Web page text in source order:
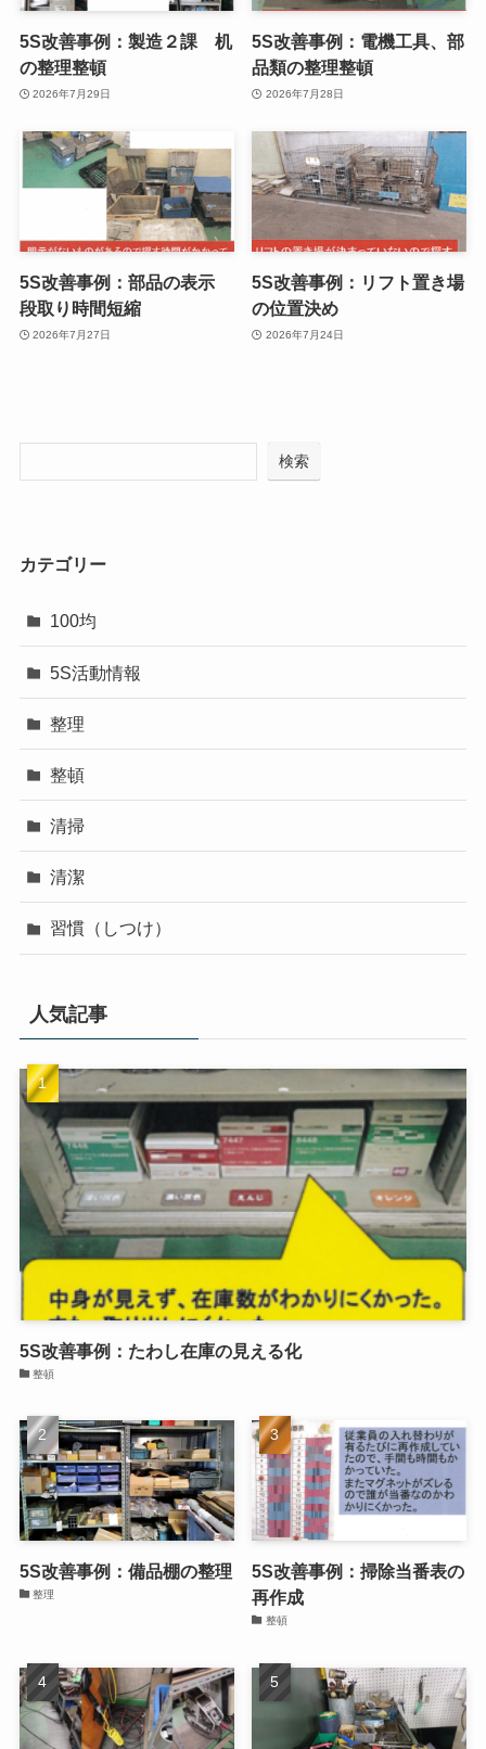
5S改善事例：製造２課 机
の整理整頓
2026年7月29日
5S改善事例：電機工具、部
品類の整理整頓
2026年7月28日
5S改善事例：部品の表示
段取り時間短縮
2026年7月27日
5S改善事例：リフト置き場
の位置決め
2026年7月24日
検索
カテゴリー
100均
5S活動情報
整頓
清掃
清潔
習慣（しつけ）
人気記事
5S改善事例：たわし在庫の見える化